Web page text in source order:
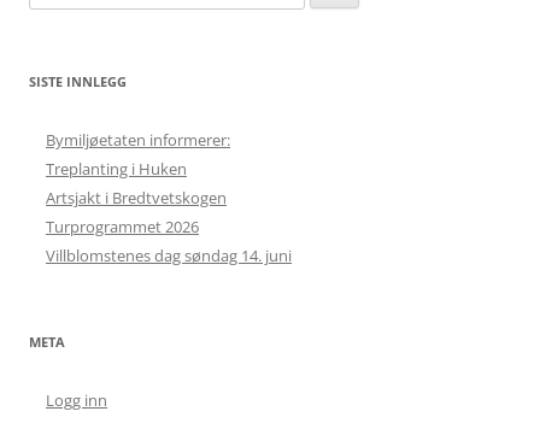
etter:
SISTE INNLEGG
Bymiljøetaten informerer:
Treplanting i Huken
Artsjakt i Bredtvetskogen
Turprogrammet 2026
Villblomstenes dag søndag 14. juni
META
Logg inn